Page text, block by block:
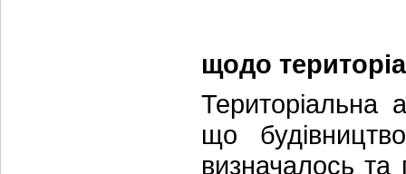
щодо
Територіальна
що
визначалось